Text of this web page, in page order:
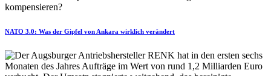
NATO 3.0: Was der Gipfel von Ankara wirklich verändert